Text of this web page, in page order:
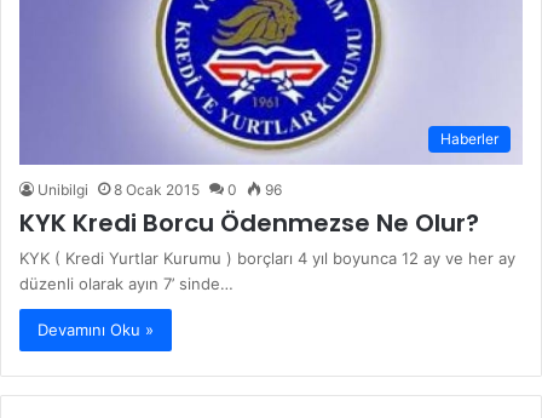
Haberler
Unibilgi 8 Ocak 2015 0 96
KYK Kredi Borcu Ödenmezse Ne Olur?
KYK ( Kredi Yurtlar Kurumu ) borçları 4 yıl boyunca 12 ay ve her ay
düzenli olarak ayın 7’ sinde…
Devamını Oku »